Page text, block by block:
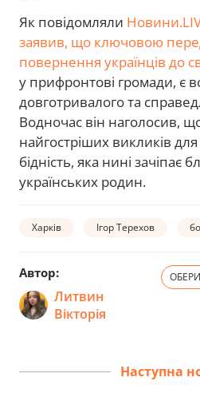
Як повідомляли
заявив, що ключовою
повернення українців до
у прифронтові громади, є
довготривалого та
Водночас він наголосив,
найгостріших викликів
бідність, яка нині зачіпає
українських родин.
Харків Ігор Терехов
Автор:
Литвин
Вікторія
Наступна